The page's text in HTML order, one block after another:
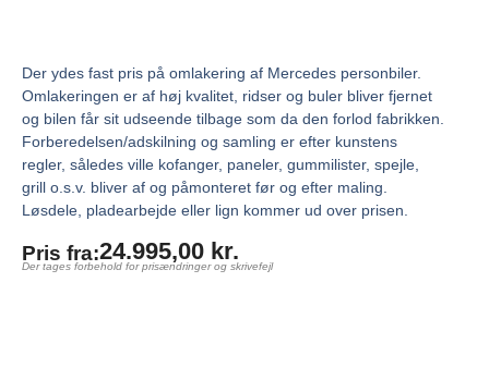
Der ydes fast pris på omlakering af Mercedes personbiler.
Omlakeringen er af høj kvalitet, ridser og buler bliver fjernet
og bilen får sit udseende tilbage som da den forlod fabrikken.
Forberedelsen/adskilning og samling er efter kunstens
regler, således ville kofanger, paneler, gummilister, spejle,
grill o.s.v. bliver af og påmonteret før og efter maling.
Løsdele, pladearbejde eller lign kommer ud over prisen.
Pris fra:24.995,00 kr.
Der tages forbehold for prisændringer og skrivefejl